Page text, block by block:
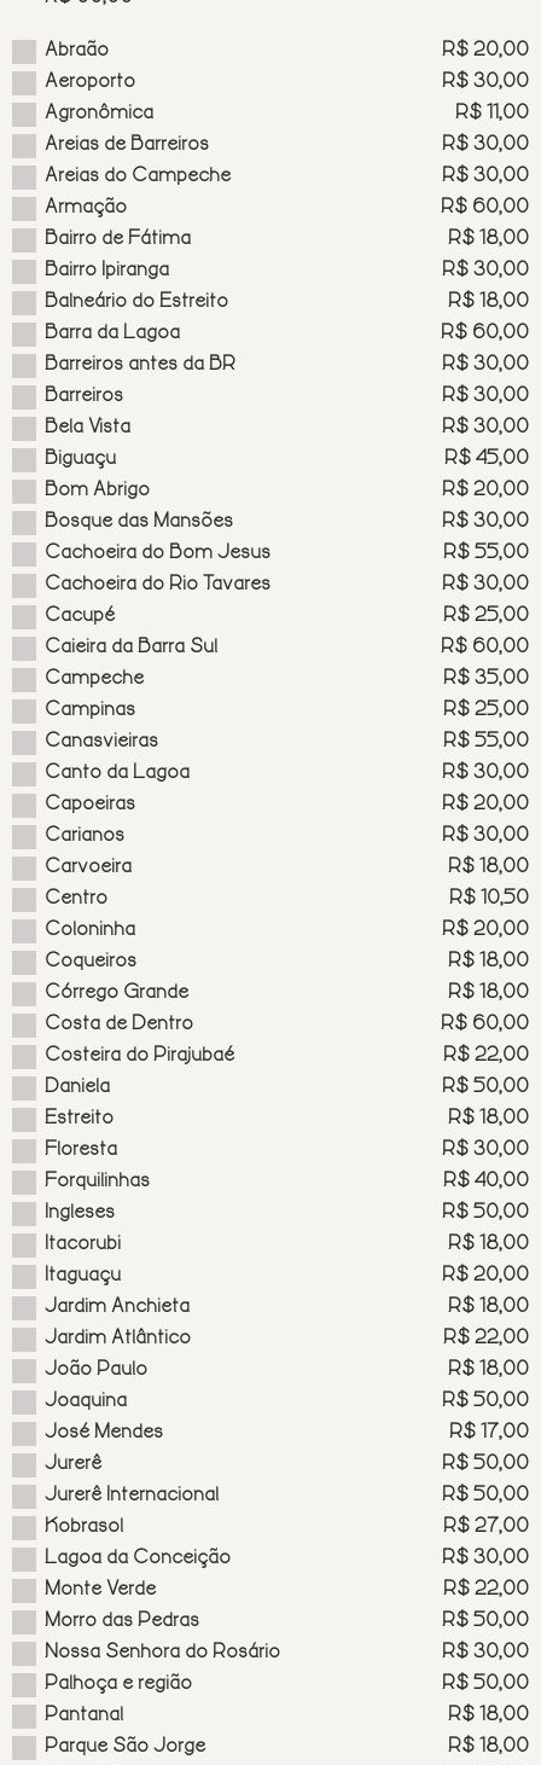
Abraão
R$ 20,00
Aeroporto
R$ 30,00
Agronômica
R$ 11,00
Areias de Barreiros
R$ 30,00
Areias do Campeche
R$ 30,00
Armação
R$ 60,00
Bairro de Fátima
R$ 18,00
Bairro Ipiranga
R$ 30,00
Balneário do Estreito
R$ 18,00
Barra da Lagoa
R$ 60,00
Barreiros antes da BR
R$ 30,00
Barreiros
R$ 30,00
Bela Vista
R$ 30,00
Biguaçu
R$ 45,00
Bom Abrigo
R$ 20,00
Bosque das Mansões
R$ 30,00
Cachoeira do Bom Jesus
R$ 55,00
Cachoeira do Rio Tavares
R$ 30,00
Cacupé
R$ 25,00
Caieira da Barra Sul
R$ 60,00
Campeche
R$ 35,00
Campinas
R$ 25,00
Canasvieiras
R$ 55,00
Canto da Lagoa
R$ 30,00
Capoeiras
R$ 20,00
Carianos
R$ 30,00
Carvoeira
R$ 18,00
Centro
R$ 10,50
Coloninha
R$ 20,00
Coqueiros
R$ 18,00
Córrego Grande
R$ 18,00
Costa de Dentro
R$ 60,00
Costeira do Pirajubaé
R$ 22,00
Daniela
R$ 50,00
Estreito
R$ 18,00
Floresta
R$ 30,00
Forquilinhas
R$ 40,00
Ingleses
R$ 50,00
Itacorubi
R$ 18,00
Itaguaçu
R$ 20,00
Jardim Anchieta
R$ 18,00
Jardim Atlântico
R$ 22,00
João Paulo
R$ 18,00
Joaquina
R$ 50,00
José Mendes
R$ 17,00
Jurerê
R$ 50,00
Jurerê Internacional
R$ 50,00
Kobrasol
R$ 27,00
Lagoa da Conceição
R$ 30,00
Monte Verde
R$ 22,00
Morro das Pedras
R$ 50,00
Nossa Senhora do Rosário
R$ 30,00
Palhoça e região
R$ 50,00
Pantanal
R$ 18,00
Parque São Jorge
R$ 18,00